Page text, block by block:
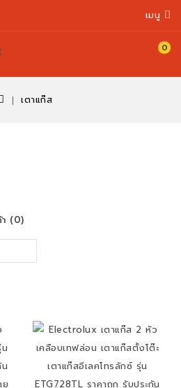
เมนู
0
เตาแก๊ส
(0)